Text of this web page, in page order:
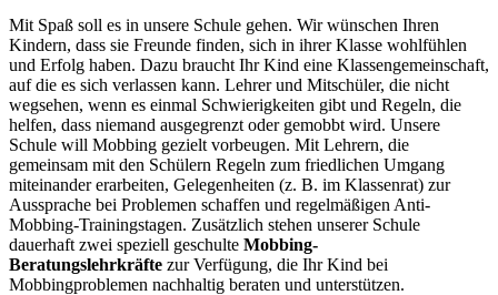
Mit Spaß soll es in unsere Schule gehen. Wir wünschen Ihren
Kindern, dass sie Freunde finden, sich in ihrer Klasse wohlfühlen
und Erfolg haben. Dazu braucht Ihr Kind eine Klassengemeinschaft,
auf die es sich verlassen kann. Lehrer und Mitschüler, die nicht
wegsehen, wenn es einmal Schwierigkeiten gibt und Regeln, die
helfen, dass niemand ausgegrenzt oder gemobbt wird. Unsere
Schule will Mobbing gezielt vorbeugen. Mit Lehrern, die
gemeinsam mit den Schülern Regeln zum friedlichen Umgang
miteinander erarbeiten, Gelegenheiten (z. B. im Klassenrat) zur
Aussprache bei Problemen schaffen und regelmäßigen Anti-
Mobbing-Trainingstagen. Zusätzlich stehen unserer Schule
dauerhaft zwei speziell geschulte Mobbing-
Beratungslehrkräfte zur Verfügung, die Ihr Kind bei
Mobbingproblemen nachhaltig beraten und unterstützen.